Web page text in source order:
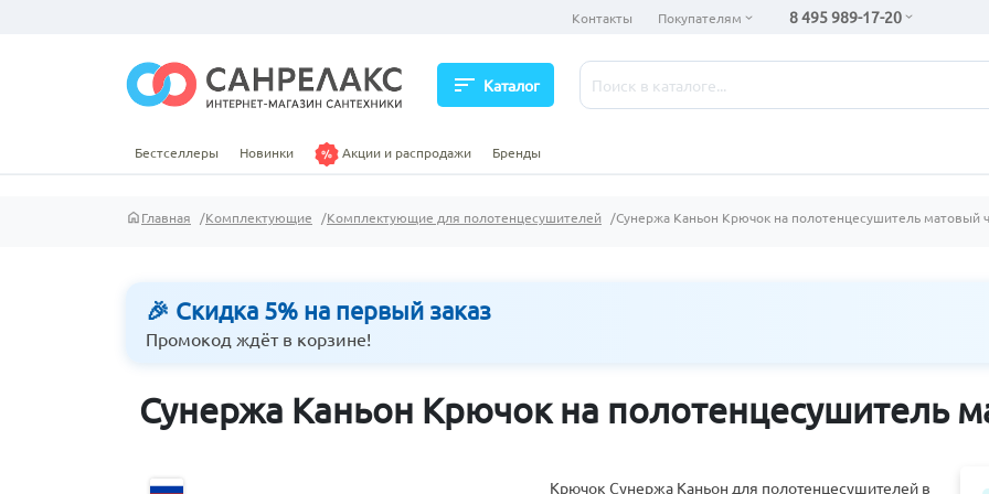
Контакты Покупателям 8 495 989-17-20
sort Каталог
Бестселлеры Новинки Акции и распродажи Бренды
Главная Комплектующие Комплектующие для полотенцесушителей Сунержа Каньон Крючок на полотенцесушитель матовый
🎉 Скидка 5% на первый заказ
Промокод ждёт в корзине!
Сунержа Каньон Крючок на полотенцесушитель
Крючок Сунержа Каньон для полотенцесушителей в